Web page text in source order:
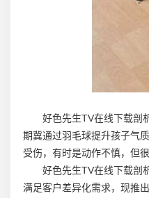
好色先生TV在线下载剖
期冀通过羽毛球提升孩子气
受伤，有时是动作不慎，但
好色先生TV在线下载剖
满足客户差异化需求，现推